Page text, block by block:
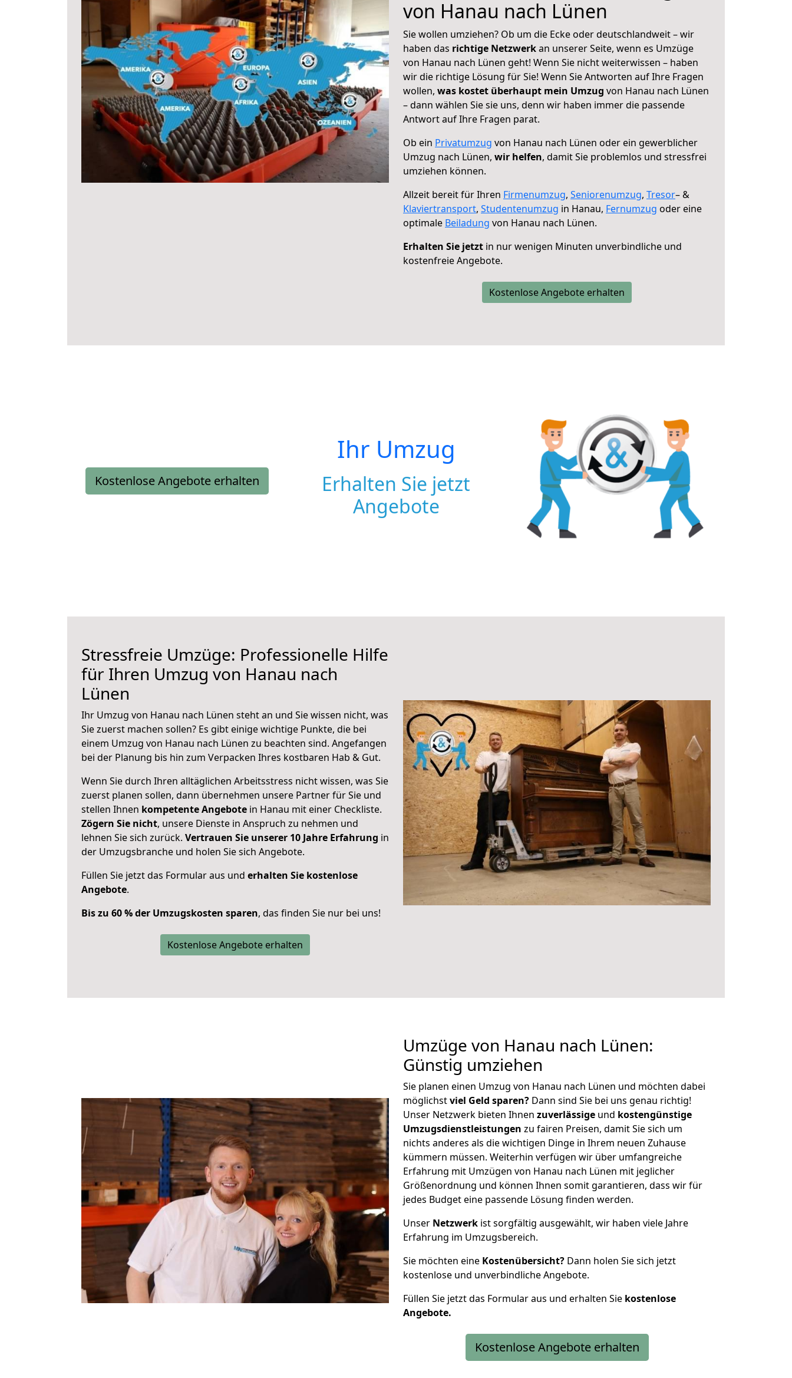
von Hanau nach Lünen
Sie wollen umziehen? Ob um die Ecke oder deutschlandweit – wir
haben das richtige Netzwerkan unserer Seite, wenn es Umzüge
von Hanau nach Lünen geht! Wenn Sie nicht weiterwissen – haben
wir die richtige Lösung für Sie! Wenn Sie Antworten auf Ihre Fragen
wollen, was kostet überhaupt mein Umzug von Hanau nach Lünen
– dann wählen Sie sie uns, denn wir haben immer die passende
Antwort auf Ihre Fragen parat.
Ob ein Privatumzug von Hanau nach Lünen oder ein gewerblicher
Umzug nach Lünen, wir helfen, damit Sie problemlos und stressfrei
umziehen können.
Allzeit bereit für Ihren Firmenumzug, Seniorenumzug, Tresor– &
Klaviertransport, Studentenumzug in Hanau, Fernumzug oder eine
optimale Beiladung von Hanau nach Lünen.
Erhalten Sie jetzt in nur wenigen Minuten unverbindliche und
kostenfreie Angebote.
Kostenlose Angebote erhalten
Kostenlose Angebote erhalten
Ihr Umzug
Erhalten Sie jetzt
Angebote
Stressfreie Umzüge: Professionelle Hilfe
für Ihren Umzug von Hanau nach
Lünen
Ihr Umzug von Hanau nach Lünen steht an und Sie wissen nicht, was
Sie zuerst machen sollen? Es gibt einige wichtige Punkte, die bei
einem Umzug von Hanau nach Lünen zu beachten sind. Angefangen
bei der Planung bis hin zum Verpacken Ihres kostbaren Hab & Gut.
Wenn Sie durch Ihren alltäglichen Arbeitsstress nicht wissen, was Sie
zuerst planen sollen, dann übernehmen unsere Partner für Sie und
stellen Ihnen kompetente Angebote in Hanau mit einer Checkliste.
Zögern Sie nicht, unsere Dienste in Anspruch zu nehmen und
lehnen Sie sich zurück. Vertrauen Sie unserer 10 Jahre Erfahrung in
der Umzugsbranche und holen Sie sich Angebote.
Füllen Sie jetzt das Formular aus und erhalten Sie kostenlose
Angebote.
Bis zu 60 % der Umzugskosten sparen, das finden Sie nur bei uns!
Kostenlose Angebote erhalten
Umzüge von Hanau nach Lünen:
Günstig umziehen
Sie planen einen Umzug von Hanau nach Lünen und möchten dabei
möglichstviel Geld sparen? Dann sind Sie bei uns genau richtig!
Unser Netzwerk bieten Ihnen zuverlässige und kostengünstige
Umzugsdienstleistungen zu fairen Preisen, damit Sie sich um
nichts anderes als die wichtigen Dinge in Ihrem neuen Zuhause
kümmern müssen. Weiterhin verfügen wir über umfangreiche
Erfahrung mit Umzügen von Hanau nach Lünen mit jeglicher
Größenordnung und können Ihnen somit garantieren, dass wir für
jedes Budget eine passende Lösung finden werden.
Unser Netzwerk ist sorgfältig ausgewählt, wir haben viele Jahre
Erfahrung im Umzugsbereich.
Sie möchten eine Kostenübersicht? Dann holen Sie sich jetzt
kostenlose und unverbindliche Angebote.
Füllen Sie jetzt das Formular aus und erhalten Sie kostenlose
Angebote.
Kostenlose Angebote erhalten